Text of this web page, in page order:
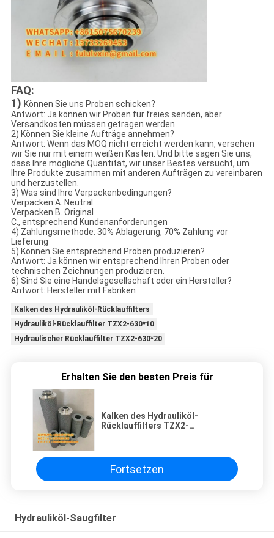
FAQ:
1) Können Sie uns Proben schicken?
Antwort: Ja können wir Proben für freies senden, aber
Versandkosten müssen getragen werden.
2) Können Sie kleine Aufträge annehmen?
Antwort: Wenn das MOQ nicht erreicht werden kann, versehen
wir Sie nur mit einem weißen Kasten. Und bitte sagen Sie uns,
dass Ihre mögliche Quantität, wir unser Bestes versucht, um
Ihre Produkte zusammen mit anderen Aufträgen zu vereinbaren
und herzustellen.
3) Was sind Ihre Verpackenbedingungen?
Verpacken A. Neutral
Verpacken B. Original
C., entsprechend Kundenanforderungen
4) Zahlungsmethode: 30% Ablagerung, 70% Zahlung vor
Lieferung
5) Können Sie entsprechend Proben produzieren?
Antwort: Ja können wir entsprechend Ihren Proben oder
technischen Zeichnungen produzieren.
6) Sind Sie eine Handelsgesellschaft oder ein Hersteller?
Antwort: Hersteller mit Fabriken
Kalken des Hydrauliköl-Rücklauffilters
Hydrauliköl-Rücklauffilter TZX2-630*10
Hydraulischer Rücklauffilter TZX2-630*20
Erhalten Sie den besten Preis für
Kalken des Hydrauliköl-
Rücklauffilters TZX2-
Fortsetzen
Hydrauliköl-Saugfilter